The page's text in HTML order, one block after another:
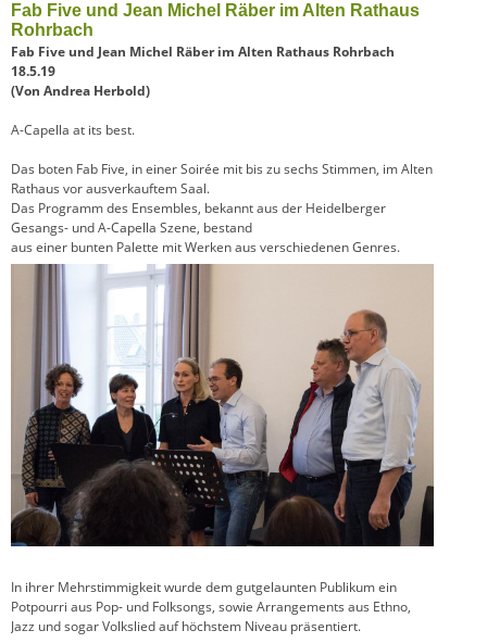
Fab Five und Jean Michel Räber im Alten Rathaus
Rohrbach
Fab Five und Jean Michel Räber im Alten Rathaus Rohrbach
18.5.19
(Von Andrea Herbold)
A-Capella at its best.
Das boten Fab Five, in einer Soirée mit bis zu sechs Stimmen, im Alten
Rathaus vor ausverkauftem Saal.
Das Programm des Ensembles, bekannt aus der Heidelberger
Gesangs- und A-Capella Szene, bestand
aus einer bunten Palette mit Werken aus verschiedenen Genres.
In ihrer Mehrstimmigkeit wurde dem gutgelaunten Publikum ein
Potpourri aus Pop- und Folksongs, sowie Arrangements aus Ethno,
Jazz und sogar Volkslied auf höchstem Niveau präsentiert.